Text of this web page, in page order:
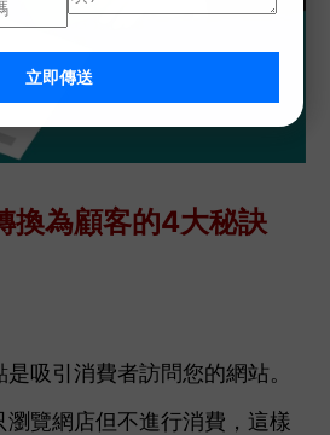
立即傳送
換為顧客的4大秘訣
吸引消費者訪問您的網站。
覽網店但不進行消費，這樣